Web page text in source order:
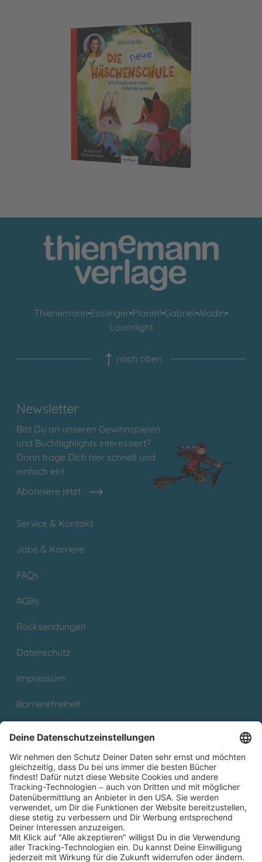
Die neue Häschenschule
Thienemann•Esslinger•Planet!•Gabriel•Aladin•
Loomlight
nach oben
Newsletter
Bist Du an unseren Gewinnspielen
und Buchhighlights interessiert?
Dann trage Dich hier schnell und
einfach ein!
Abonniere jetzt
Service & Kontakt
Jobs & Karriere
FAQs
AGBs
Rücksendungen
Datenschutz
Impressum
Barrierefreiheit
Partnerprogramm (Affiliate)
Folge uns auf
* Versandkostenfrei ab 9,00 € Bestellwert innerhalb